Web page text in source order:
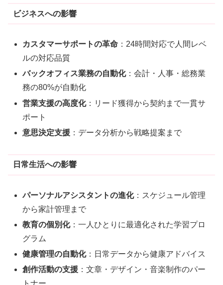
ビジネスへの影響
カスタマーサポートの革命 ：24時間対応で人間レベ
ルの対応品質
バックオフィス業務の自動化：会計・人事・総務業
務の80%が自動化
営業支援の高度化：リード獲得から契約まで一貫サ
ポート
意思決定支援 ：データ分析から戦略提案まで
日常生活への影響
パーソナルアシスタントの進化：スケジュール管理
から家計管理まで
教育の個別化：一人ひとりに最適化された学習プロ
グラム
健康管理の自動化：日常データから健康アドバイス
創作活動の支援 ：文章・デザイン・音楽制作のパー